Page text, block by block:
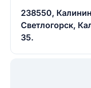
238550,
Светлогорск,
35.